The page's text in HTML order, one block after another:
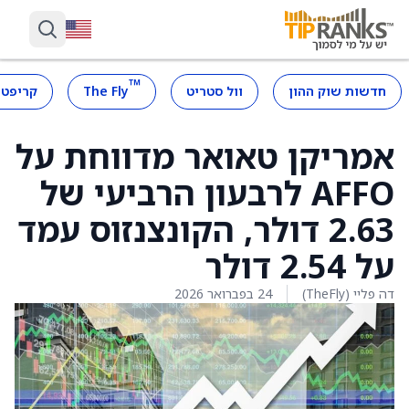
חדשות שוק ההון וול סטריט ™
The Fly
אמריקן טאואר מדווחת על
AFFO לרבעון הרביעי של
2.63 דולר, הקונצנזוס עמד
על 2.54 דולר
דה פליי (TheFly) 24 בפברואר 2026